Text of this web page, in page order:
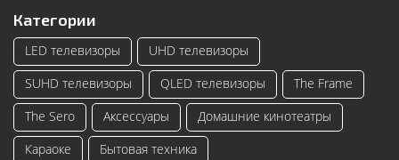
Категории
LED телевизоры
UHD телевизоры
SUHD телевизоры
QLED телевизоры
The Frame
The Sero
Аксессуары
Домашние кинотеатры
Караоке
Бытовая техника